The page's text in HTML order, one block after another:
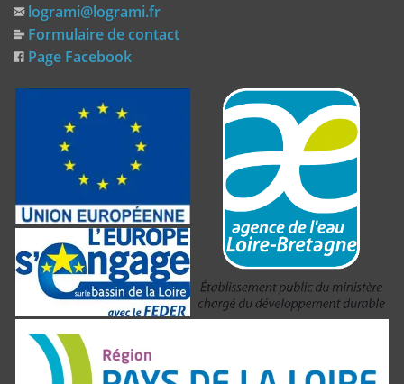
logrami@logrami.fr
Formulaire de contact
Page Facebook